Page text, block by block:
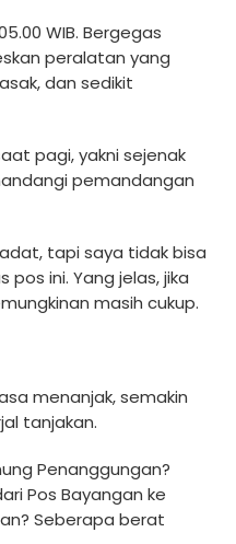
WIB. Bergegas
peralatan yang
dan sedikit
pagi, yakni sejenak
pemandangan
tapi saya tidak bisa
ini. Yang jelas, jika
masih cukup.
menanjak, semakin
tanjakan.
Penanggungan?
Pos Bayangan ke
Seberapa berat